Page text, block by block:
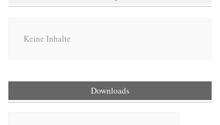
Keine Inhalte
Downloads